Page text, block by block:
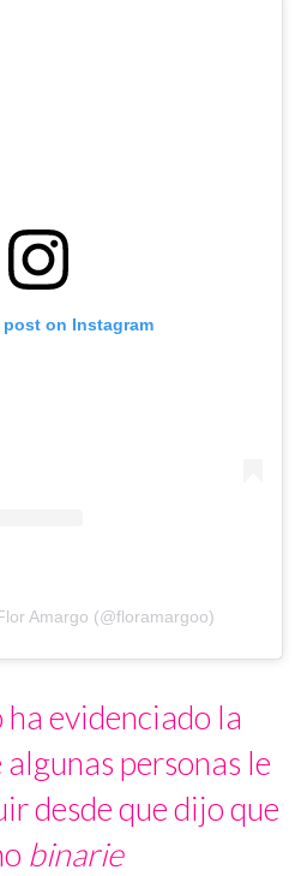
on Instagram
Amargo (@floramargoo)
evidenciado la
personas le
desde que dijo que
binarie